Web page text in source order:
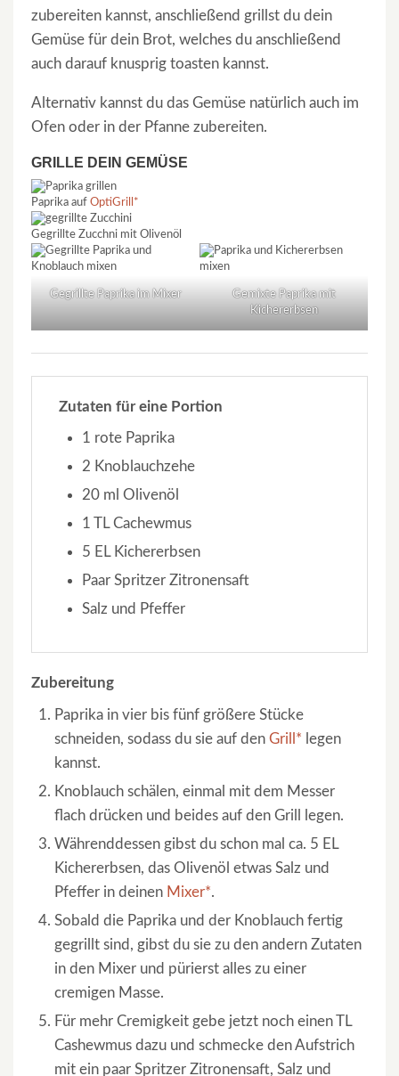
zubereiten kannst, anschließend grillst du dein
Gemüse für dein Brot, welches du anschließend
auch darauf knusprig toasten kannst.
Alternativ kannst du das Gemüse natürlich auch im
Ofen oder in der Pfanne zubereiten.
GRILLE DEIN GEMÜSE
Paprika auf OptiGrill*
Gegrillte Zucchni mit Olivenöl
Gegrillte Paprika im Mixer
Gemixte Paprika mit
Kichererbsen
Zutaten für eine Portion
1 rote Paprika
2 Knoblauchzehe
20 ml Olivenöl
1 TL Cachewmus
5 EL Kichererbsen
Paar Spritzer Zitronensaft
Salz und Pfeffer
Zubereitung
Paprika in vier bis fünf größere Stücke
schneiden, sodass du sie auf den Grill* legen
kannst.
Knoblauch schälen, einmal mit dem Messer
flach drücken und beides auf den Grill legen.
Währenddessen gibst du schon mal ca. 5 EL
Kichererbsen, das Olivenöl etwas Salz und
Pfeffer in deinen Mixer*.
Sobald die Paprika und der Knoblauch fertig
gegrillt sind, gibst du sie zu den andern Zutaten
in den Mixer und pürierst alles zu einer
cremigen Masse.
Für mehr Cremigkeit gebe jetzt noch einen TL
Cashewmus dazu und schmecke den Aufstrich
mit ein paar Spritzer Zitronensaft, Salz und